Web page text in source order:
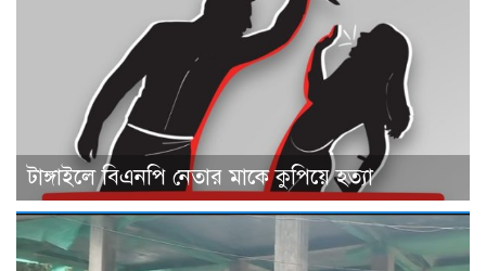
টাঙ্গাইলে বিএনপি নেতার মাকে কুপিয়ে হত্যা